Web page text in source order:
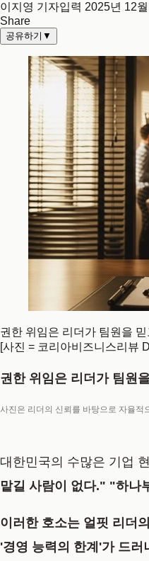
이지영 기자입력 2025년 12
Share
공유하기 ▼
권한 위임은 리더가 팀원을
[사진 = 코리아비즈니스리뷰
권한 위임은 리더가 팀원
사진은 리더의 신뢰를 바탕으로 자율
대한민국의 수많은 기업
맡길 사람이 없다." "하나
이러한 호소는 얼핏 리더
'경영 능력의 한계'가 드러